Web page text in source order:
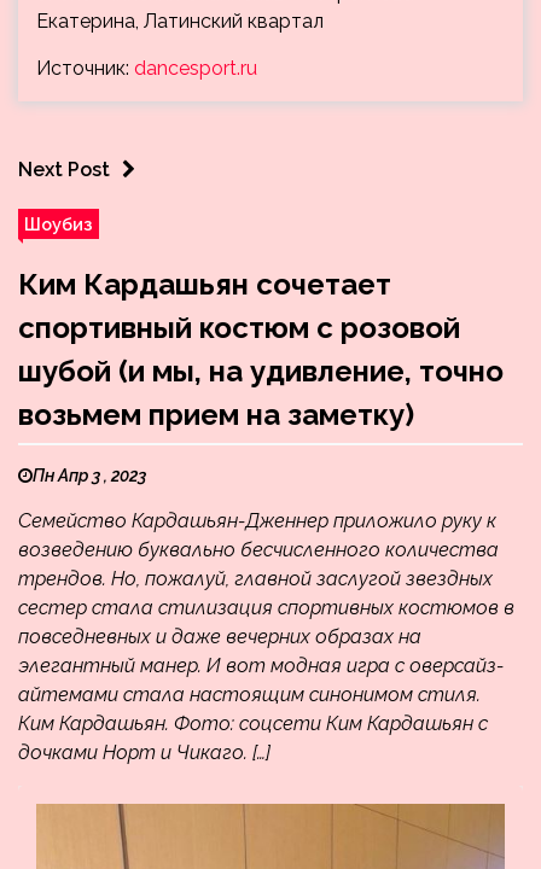
Екатерина, Латинский квартал
Источник: dancesport.ru
Next Post
Шоубиз
Ким Кардашьян сочетает
спортивный костюм с розовой
шубой (и мы, на удивление, точно
возьмем прием на заметку)
Пн Апр 3 , 2023
Семейство Кардашьян-Дженнер приложило руку к
возведению буквально бесчисленного количества
трендов. Но, пожалуй, главной заслугой звездных
сестер стала стилизация спортивных костюмов в
повседневных и даже вечерних образах на
элегантный манер. И вот модная игра с оверсайз-
айтемами стала настоящим синонимом стиля.
Ким Кардашьян. Фото: соцсети Ким Кардашьян с
дочками Норт и Чикаго. […]